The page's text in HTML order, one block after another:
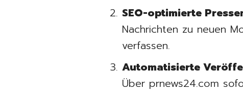
SEO-optimierte
Nachrichten zu neuen
verfassen.
Automatisierte
Über prnews24.com